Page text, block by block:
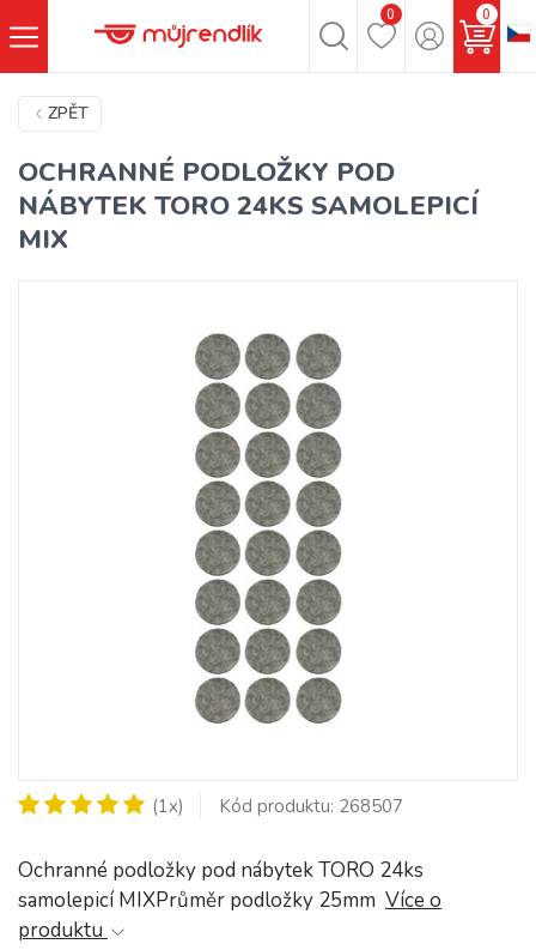
0 0
ZPĚT
OCHRANNÉ PODLOŽKY POD
NÁBYTEK TORO 24KS SAMOLEPICÍ
MIX
(1x) Kód produktu: 268507
Ochranné podložky pod nábytek TORO 24ks
samolepicí MIXPrůměr podložky 25mm Více o
produktu